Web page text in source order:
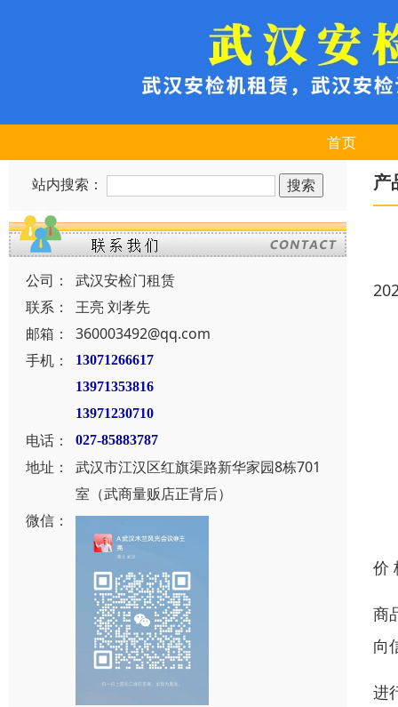
首页
站内搜索：
公司：
武汉安检门租赁
联系：
王亮 刘孝先
邮箱：
360003492@qq.com
手机：
13071266617
13971353816
13971230710
电话： 027-85883787
地址：
武汉市江汉区红旗渠路新华家园8栋701
室（武商量贩店正背后）
微信：
产
价
商
向
进